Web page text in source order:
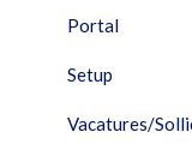
Planning
Portal
Projecten
Portal
Setup
Vacatures/